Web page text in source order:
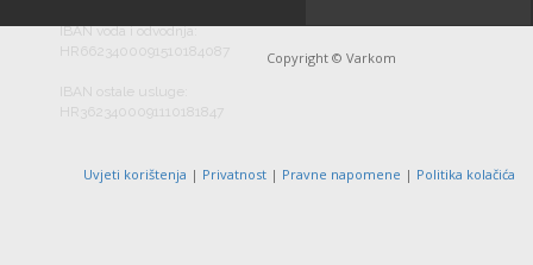
IBAN voda i odvodnja:
HR6623400091510184087
IBAN ostale usluge:
HR3623400091110181847
Copyright © Varkom
Uvjeti korištenja | Privatnost | Pravne napomene | Politika kolačića